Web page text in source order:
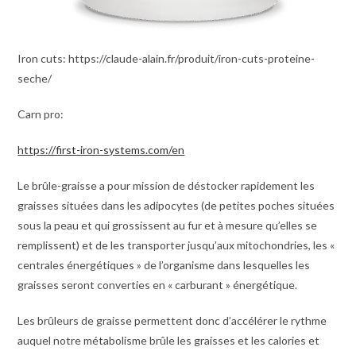
Iron cuts: https://claude-alain.fr/produit/iron-cuts-proteine-
seche/
Carn pro:
https://first-iron-systems.com/en
Le brûle-graisse a pour mission de déstocker rapidement les
graisses situées dans les adipocytes (de petites poches situées
sous la peau et qui grossissent au fur et à mesure qu’elles se
remplissent) et de les transporter jusqu’aux mitochondries, les «
centrales énergétiques » de l’organisme dans lesquelles les
graisses seront converties en « carburant » énergétique.
Les brûleurs de graisse permettent donc d’accélérer le rythme
auquel notre métabolisme brûle les graisses et les calories et